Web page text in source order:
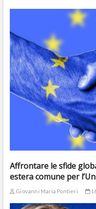
Affrontare le sfide
estera comune per
Giovanni Maria Pontieri